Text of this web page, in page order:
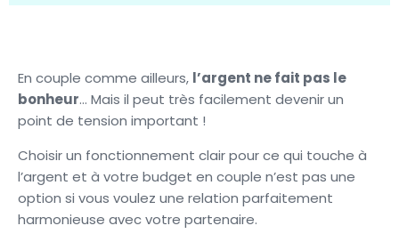
En couple comme ailleurs, l’argent ne fait pas le
bonheur… Mais il peut très facilement devenir un
point de tension important !
Choisir un fonctionnement clair pour ce qui touche à
l’argent et à votre budget en couple n’est pas une
option si vous voulez une relation parfaitement
harmonieuse avec votre partenaire.